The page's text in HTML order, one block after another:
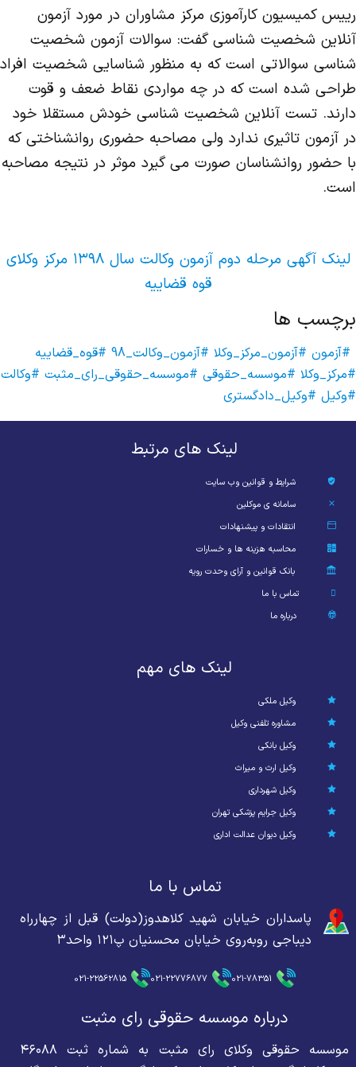
رییس کمیسیون کارآموزی مرکز مشاوران در مورد آزمون
آنلاین شخصیت شناسی گفت: سوالات آزمون شخصیت
شناسی سوالاتی است که به منظور شناسایی شخصیت افراد
طراحی شده است که در چه مواردی نقاط ضعف و قوت
دارند. تست آنلاین شخصیت شناسی خودش مستقلا خود
در آزمون تاثیری ندارد ولی مصاحبه حضوری روانشناختی که
با حضور روانشناسان صورت می گیرد موثر در نتیجه مصاحبه
است.
لینک آگهی مرحله دوم آزمون وکالت سال ۱۳۹۸ مرکز وکلای
قوه قضاییه
برچسب ها
#آزمون #آزمون_مرکز_وکلا #آزمون_وکالت_98
#قوه_قضاییه
#مرکز_وکلا #موسسه_حقوقی #موسسه_حقوقی_رای_مثبت #وکالت
#وکیل #وکیل_دادگستری
لینک های مرتبط
شرایط و قوانین وب سایت
سامانه ی موکلین
انتقادات و پیشنهادات
محاسبه هزینه ها و خسارات
بانک قوانین و آرای وحدت رویه
تماس با ما
درباره ما
لینک های مهم
وکیل ملکی
مشاوره تلفنی وکیل
وکیل بانکی
وکیل ارث و میراث
وکیل شهرداری
وکیل جرایم پزشکی تهران
وکیل دیوان عدالت اداری
تماس با ما
پاسداران خیابان شهید کلاهدوز(دولت) قبل از چهارراه
دیباجی روبه‌روی خیابان محسنیان پ۱۲۱ واحد۳
021-78351
021-22776877
021-22562815
درباره موسسه حقوقی رای مثبت
موسسه حقوقی وکلای رای مثبت به شماره ثبت ۴۶۰۸۸